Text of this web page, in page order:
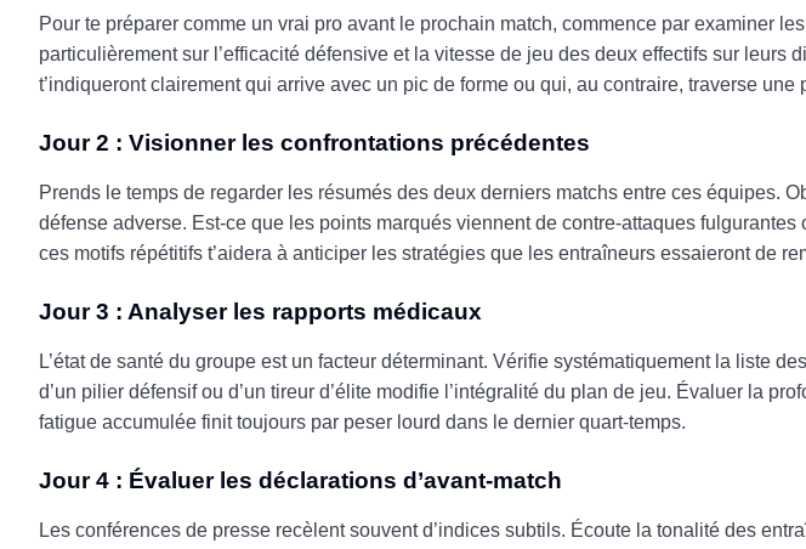
Pour te préparer comme un vrai pro avant le prochain match, commence par examiner
particulièrement sur l’efficacité défensive et la vitesse de jeu des deux effectifs sur leurs
t’indiqueront clairement qui arrive avec un pic de forme ou qui, au contraire, traverse
Jour 2 : Visionner les confrontations précédentes
Prends le temps de regarder les résumés des deux derniers matchs entre ces équipes.
défense adverse. Est-ce que les points marqués viennent de contre-attaques
ces motifs répétitifs t’aidera à anticiper les stratégies que les entraîneurs essaieront de
Jour 3 : Analyser les rapports médicaux
L’état de santé du groupe est un facteur déterminant. Vérifie systématiquement la liste
d’un pilier défensif ou d’un tireur d’élite modifie l’intégralité du plan de jeu. Évaluer la
fatigue accumulée finit toujours par peser lourd dans le dernier quart-temps.
Jour 4 : Évaluer les déclarations d’avant-match
Les conférences de presse recèlent souvent d’indices subtils. Écoute la tonalité des